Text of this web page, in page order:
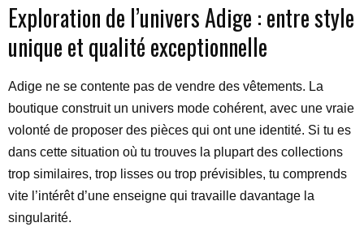
Exploration de l’univers Adige : entre style
unique et qualité exceptionnelle
Adige ne se contente pas de vendre des vêtements. La
boutique construit un univers mode cohérent, avec une vraie
volonté de proposer des pièces qui ont une identité. Si tu es
dans cette situation où tu trouves la plupart des collections
trop similaires, trop lisses ou trop prévisibles, tu comprends
vite l’intérêt d’une enseigne qui travaille davantage la
singularité.